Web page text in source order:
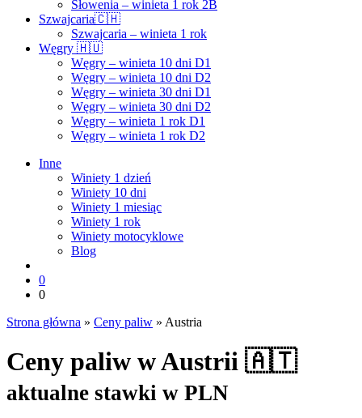
Słowenia – winieta 1 rok 2B
Szwajcaria🇨🇭
Szwajcaria – winieta 1 rok
Węgry 🇭🇺
Węgry – winieta 10 dni D1
Węgry – winieta 10 dni D2
Węgry – winieta 30 dni D1
Węgry – winieta 30 dni D2
Węgry – winieta 1 rok D1
Węgry – winieta 1 rok D2
Inne
Winiety 1 dzień
Winiety 10 dni
Winiety 1 miesiąc
Winiety 1 rok
Winiety motocyklowe
Blog
0
0
Strona główna » Ceny paliw » Austria
Ceny paliw w Austrii 🇦🇹
aktualne stawki w PLN